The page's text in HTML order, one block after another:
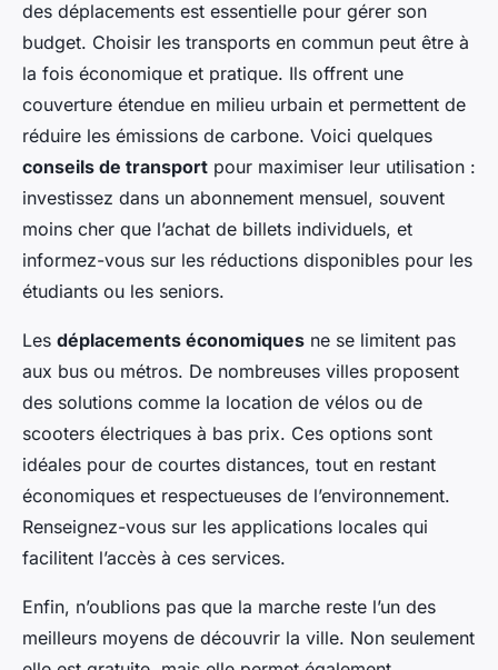
des déplacements est essentielle pour gérer son
budget. Choisir les transports en commun peut être à
la fois économique et pratique. Ils offrent une
couverture étendue en milieu urbain et permettent de
réduire les émissions de carbone. Voici quelques
conseils de transport pour maximiser leur utilisation :
investissez dans un abonnement mensuel, souvent
moins cher que l’achat de billets individuels, et
informez-vous sur les réductions disponibles pour les
étudiants ou les seniors.
Les déplacements économiques ne se limitent pas
aux bus ou métros. De nombreuses villes proposent
des solutions comme la location de vélos ou de
scooters électriques à bas prix. Ces options sont
idéales pour de courtes distances, tout en restant
économiques et respectueuses de l’environnement.
Renseignez-vous sur les applications locales qui
facilitent l’accès à ces services.
Enfin, n’oublions pas que la marche reste l’un des
meilleurs moyens de découvrir la ville. Non seulement